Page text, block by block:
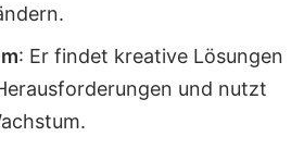
: Er findet kreative Lösungen
und nutzt